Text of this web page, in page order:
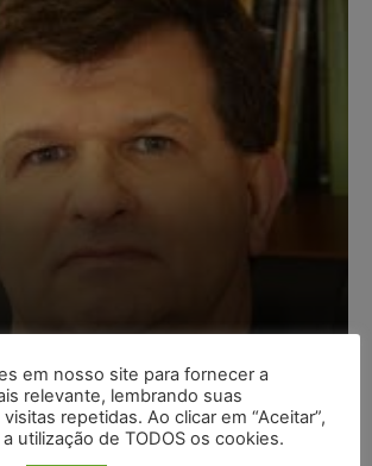
Abrão - 07/08/2026
em nosso site para fornecer a
relevante, lembrando suas
repetidas. Ao clicar em “Aceitar”,
utilização de TODOS os cookies.